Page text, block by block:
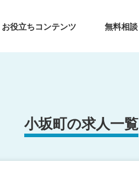
お役立ちコンテンツ 無料相談
小坂町の求人一覧